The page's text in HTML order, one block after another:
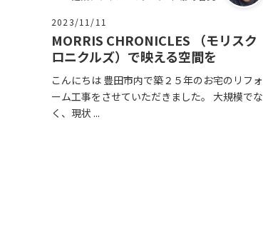
2023/11/11
MORRIS CHRONICLES （モリスク
ロニクルズ）で映える空間を
こんにちは 豊田市内で築２５年のお宅のリフォ
ーム工事をさせていただきました。 大規模でな
く、現状 ...